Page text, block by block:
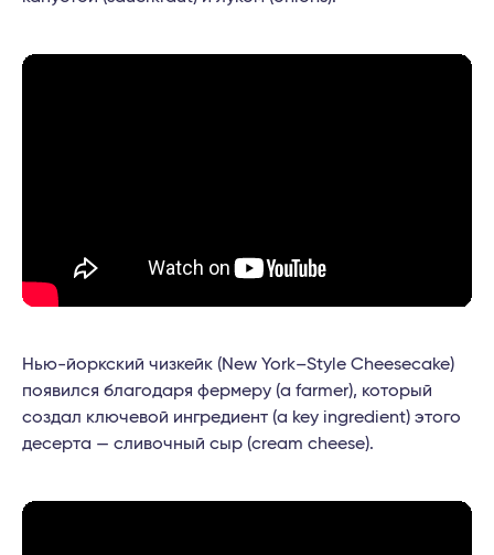
Нью-йоркский чизкейк (New York–Style Cheesecake)
появился благодаря фермеру (a farmer), который
создал ключевой ингредиент (a key ingredient) этого
десерта — сливочный сыр (cream cheese).